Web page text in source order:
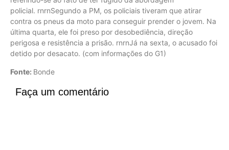
policial. rnrnSegundo a PM, os policiais tiveram que atirar
contra os pneus da moto para conseguir prender o jovem. Na
última quarta, ele foi preso por desobediência, direção
perigosa e resistência a prisão. rnrnJá na sexta, o acusado foi
detido por desacato. (com informações do G1)
Fonte: Bonde
Faça um comentário